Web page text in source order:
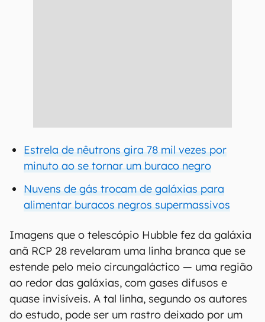
Estrela de nêutrons gira 78 mil vezes por
minuto ao se tornar um buraco negro
Nuvens de gás trocam de galáxias para
alimentar buracos negros supermassivos
Imagens que o telescópio Hubble fez da galáxia
anã RCP 28 revelaram uma linha branca que se
estende pelo meio circungaláctico — uma região
ao redor das galáxias, com gases difusos e
quase invisíveis. A tal linha, segundo os autores
do estudo, pode ser um rastro deixado por um